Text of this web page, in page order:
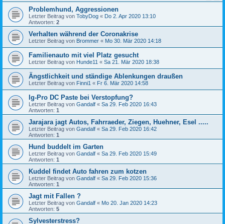
Problemhund, Aggressionen
Letzter Beitrag von TobyDog « Do 2. Apr 2020 13:10
Antworten: 2
Verhalten während der Coronakrise
Letzter Beitrag von Brommer « Mo 30. Mär 2020 14:18
Familienauto mit viel Platz gesucht
Letzter Beitrag von Hunde11 « Sa 21. Mär 2020 18:38
Ängstlichkeit und ständige Ablenkungen draußen
Letzter Beitrag von Finni1 « Fr 6. Mär 2020 14:58
Ig-Pro DC Paste bei Verstopfung?
Letzter Beitrag von Gandalf « Sa 29. Feb 2020 16:43
Antworten: 1
Jarajara jagt Autos, Fahrraeder, Ziegen, Huehner, Esel .....
Letzter Beitrag von Gandalf « Sa 29. Feb 2020 16:42
Antworten: 1
Hund buddelt im Garten
Letzter Beitrag von Gandalf « Sa 29. Feb 2020 15:49
Antworten: 1
Kuddel findet Auto fahren zum kotzen
Letzter Beitrag von Gandalf « Sa 29. Feb 2020 15:36
Antworten: 1
Jagt mit Fallen ?
Letzter Beitrag von Gandalf « Mo 20. Jan 2020 14:23
Antworten: 5
Sylvesterstress?